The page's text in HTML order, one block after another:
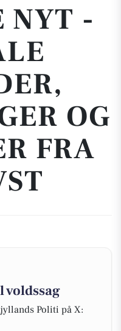
NYT -
OG
FRA
voldssag
Politi på X: